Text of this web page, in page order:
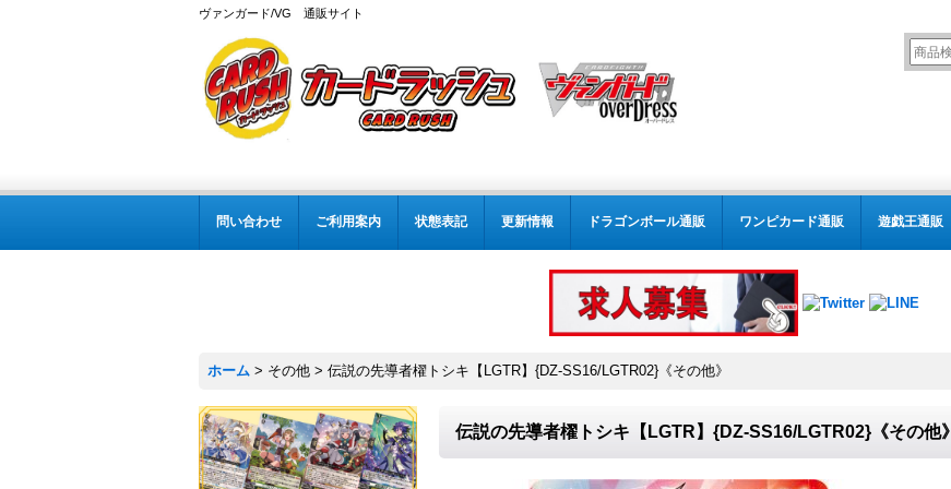
ヴァンガード/VG 通販サイト
問い合わせ ご利用案内 状態表記 更新情報 ドラゴンボール通販 ワンピカード通販 遊戯王通販
ホーム > その他 > 伝説の先導者櫂トシキ【LGTR】{DZ-SS16/LGTR02}《その他》
伝説の先導者櫂トシキ【LGTR】{DZ-SS16/LGTR02}《その他》